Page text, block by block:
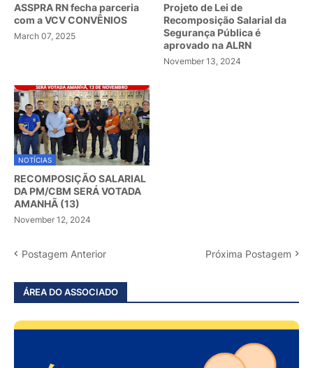
ASSPRA RN fecha parceria
com a VCV CONVÊNIOS
March 07, 2025
Projeto de Lei de
Recomposição Salarial da
Segurança Pública é
aprovado na ALRN
November 13, 2024
NOTÍCIAS
RECOMPOSIÇÃO SALARIAL
DA PM/CBM SERÁ VOTADA
AMANHÃ (13)
November 12, 2024
Postagem Anterior Próxima Postagem
ÁREA DO ASSOCIADO